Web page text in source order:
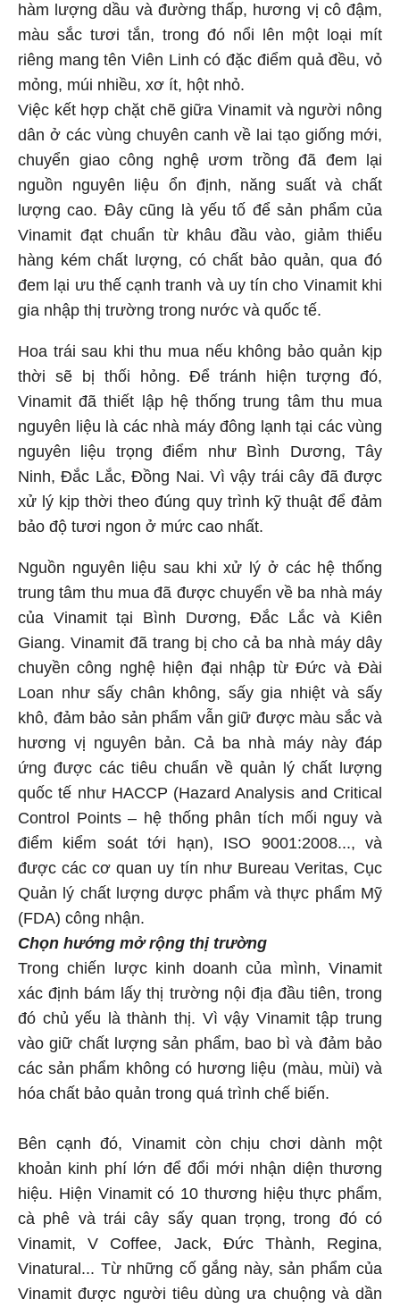
hàm lượng dầu và đường thấp, hương vị cô đậm,
màu sắc tươi tắn, trong đó nổi lên một loại mít
riêng mang tên Viên Linh có đặc điểm quả đều, vỏ
mỏng, múi nhiều, xơ ít, hột nhỏ.
Việc kết hợp chặt chẽ giữa Vinamit và người nông
dân ở các vùng chuyên canh về lai tạo giống mới,
chuyển giao công nghệ ươm trồng đã đem lại
nguồn nguyên liệu ổn định, năng suất và chất
lượng cao. Đây cũng là yếu tố để sản phẩm của
Vinamit đạt chuẩn từ khâu đầu vào, giảm thiểu
hàng kém chất lượng, có chất bảo quản, qua đó
đem lại ưu thế cạnh tranh và uy tín cho Vinamit khi
gia nhập thị trường trong nước và quốc tế.
Hoa trái sau khi thu mua nếu không bảo quản kịp
thời sẽ bị thối hỏng. Để tránh hiện tượng đó,
Vinamit đã thiết lập hệ thống trung tâm thu mua
nguyên liệu là các nhà máy đông lạnh tại các vùng
nguyên liệu trọng điểm như Bình Dương, Tây
Ninh, Đắc Lắc, Đồng Nai. Vì vậy trái cây đã được
xử lý kịp thời theo đúng quy trình kỹ thuật để đảm
bảo độ tươi ngon ở mức cao nhất.
Nguồn nguyên liệu sau khi xử lý ở các hệ thống
trung tâm thu mua đã được chuyển về ba nhà máy
của Vinamit tại Bình Dương, Đắc Lắc và Kiên
Giang. Vinamit đã trang bị cho cả ba nhà máy dây
chuyền công nghệ hiện đại nhập từ Đức và Đài
Loan như sấy chân không, sấy gia nhiệt và sấy
khô, đảm bảo sản phẩm vẫn giữ được màu sắc và
hương vị nguyên bản. Cả ba nhà máy này đáp
ứng được các tiêu chuẩn về quản lý chất lượng
quốc tế như HACCP (Hazard Analysis and Critical
Control Points – hệ thống phân tích mối nguy và
điểm kiểm soát tới hạn), ISO 9001:2008..., và
được các cơ quan uy tín như Bureau Veritas, Cục
Quản lý chất lượng dược phẩm và thực phẩm Mỹ
(FDA) công nhận.
Chọn hướng mở rộng thị trường
Trong chiến lược kinh doanh của mình, Vinamit
xác định bám lấy thị trường nội địa đầu tiên, trong
đó chủ yếu là thành thị. Vì vậy Vinamit tập trung
vào giữ chất lượng sản phẩm, bao bì và đảm bảo
các sản phẩm không có hương liệu (màu, mùi) và
hóa chất bảo quản trong quá trình chế biến.
Bên cạnh đó, Vinamit còn chịu chơi dành một
khoản kinh phí lớn để đổi mới nhận diện thương
hiệu. Hiện Vinamit có 10 thương hiệu thực phẩm,
cà phê và trái cây sấy quan trọng, trong đó có
Vinamit, V Coffee, Jack, Đức Thành, Regina,
Vinatural... Từ những cố gắng này, sản phẩm của
Vinamit được người tiêu dùng ưa chuộng và dần